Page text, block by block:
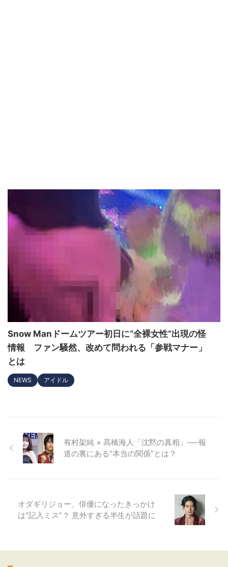
Snow Manドームツアー初日に“全裸女性”出現の怪
情報 ファン騒然、改めて問われる「参戦マナー」
とは
NEWS アイドル
有村架純 × 髙橋海人「沈黙の真相」──報
道の裏にある“本当の関係”とは？
オダギリジョー、俳優になったきっかけ
は“記入ミス”？ 意外すぎる半生が話題に